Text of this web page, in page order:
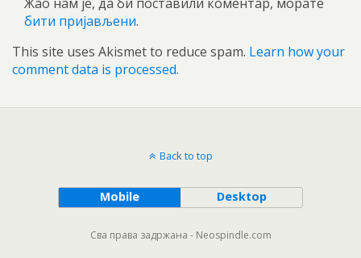
бити пријављени.
This site uses Akismet to reduce spam. Learn how your
comment data is processed.
Back to top
Mobile Desktop
Сва права задржана - Neospindle.com